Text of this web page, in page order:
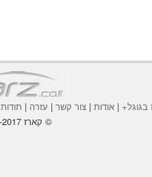
בגוגל+ | אודות | צור קשר | עזרה | תודות
© קארז 2010-2017